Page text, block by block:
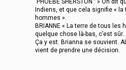
PHOEBE SHERSTON : » On dit
Indiens, et que cela signifie «
hommes ».
BRIANNE « La terre de tous les
quelque chose là-bas, c’est
Ça y est. Brianna se souvient.
vient de prendre une décision.